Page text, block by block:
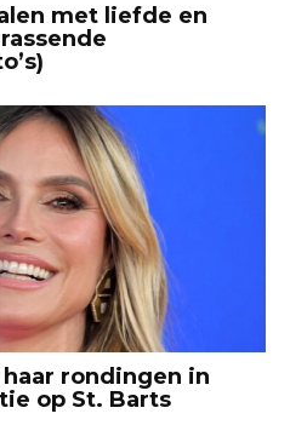
met liefde en
rondingen in
op St. Barts